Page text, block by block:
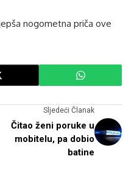
nogometna priča ove
Sljedeći Članak
Čitao ženi poruke u
mobitelu, pa dobio
batine